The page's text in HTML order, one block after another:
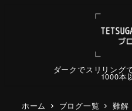
ダークでスリリング
1000本
ホーム ブログ一覧 難解